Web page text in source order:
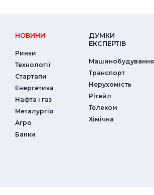
НОВИНИ
Ринки
Технології
Стартапи
Енергетика
Нафта і газ
Металургія
Агро
Банки
ДУМКИ
ЕКСПЕРТIВ
Машинобудування
Транспорт
Нерухомість
Рітейл
Телеком
Хімічна